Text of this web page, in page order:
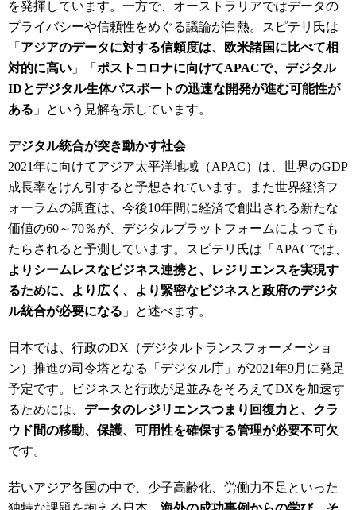
を発揮しています。一方で、オーストラリアではデータの
プライバシーや信頼性をめぐる議論が白熱。スピテリ氏は
「 アジアのデータに対する信頼度は、欧米諸国に比べて相
対的に高い 」「 ポストコロナに向けてAPACで、デジタル
IDとデジタル生体パスポートの迅速な開発が進む可能性が
ある 」という見解を示しています。
デジタル統合が突き動かす社会
2021年に向けてアジア太平洋地域（APAC）は、世界のGDP
成長率をけん引すると予想されています。また世界経済フ
ォーラムの調査は、今後10年間に経済で創出される新たな
価値の60～ 70％が、デジタルプラットフォームによっても
たらされると予測しています。スピテリ氏は「 APACでは、
よりシームレスなビジネス連携と、レジリエンスを実現す
るために、より広く、より緊密なビジネスと政府のデジタ
ル統合が必要になる 」と述べます。
日本では、行政のDX （デジタルトランスフォーメーショ
ン）推進の司令塔となる「デジタル庁」が2021年9月に発足
予定です。ビジネスと行政が足並みをそろえてDXを加速す
るためには、 データのレジリエンスつまり回復力と、クラ
ウド間の移動、保護、可用性を確保する管理が必要不可欠
です。
若いアジア各国の中で、少子高齢化、労働力不足といった